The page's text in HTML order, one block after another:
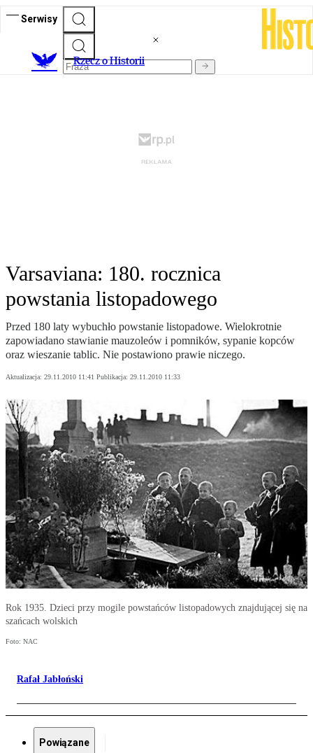
Serwisy
Rzecz o Historii
Varsaviana: 180. rocznica
powstania listopadowego
Przed 180 laty wybuchło powstanie listopadowe. Wielokrotnie
zapowiadano stawianie mauzoleów i pomników, sypanie kopców
oraz wieszanie tablic. Nie postawiono prawie niczego.
Aktualizacja: 29.11.2010 11:41 Publikacja: 29.11.2010 11:33
Rok 1935. Dzieci przy mogile powstańców listopadowych znajdującej się na
szańcach wolskich
Foto: NAC
Rafał Jabłoński
Powiązane